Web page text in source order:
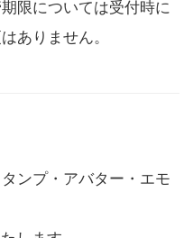
限については受付時に
ありません。
ンプ・アバター・エモ